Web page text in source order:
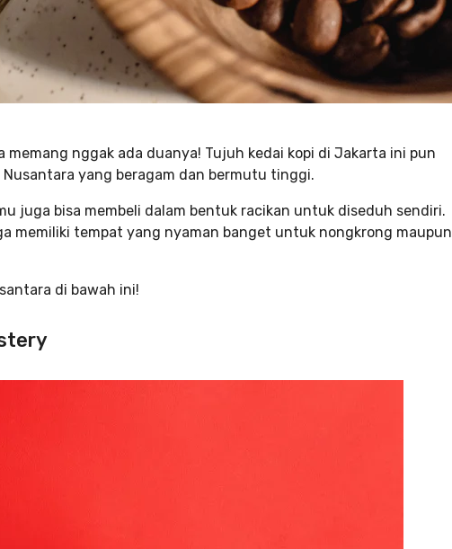
memang nggak ada duanya! Tujuh kedai kopi di Jakarta ini pun
Nusantara yang beragam dan bermutu tinggi.
juga bisa membeli dalam bentuk racikan untuk diseduh sendiri.
memiliki tempat yang nyaman banget untuk nongkrong maupun
di bawah ini!